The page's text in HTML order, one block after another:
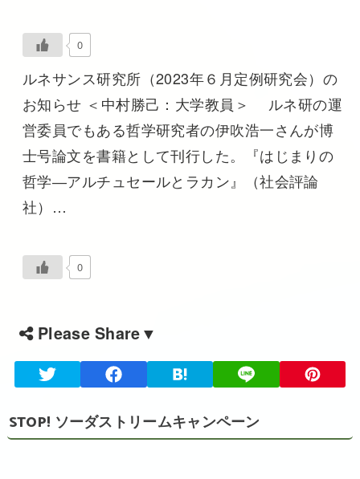
0
ルネサンス研究所（2023年６月定例研究会）の
お知らせ ＜中村勝己：大学教員＞ ルネ研の運
営委員でもある哲学研究者の伊吹浩一さんが博
士号論文を書籍として刊行した。『はじまりの
哲学―アルチュセールとラカン』（社会評論
社）…
0
Please Share▼
STOP! ソーダストリームキャンペーン